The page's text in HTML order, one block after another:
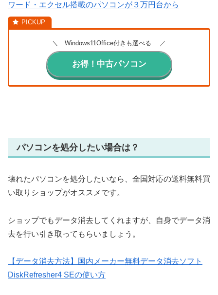
ワード・エクセル搭載のパソコンが３万円台から
＼ Windows11Office付きも選べる ／
お得！中古パソコン
パソコンを処分したい場合は？
壊れたパソコンを処分したいなら、全国対応の送料無料買
い取りショップがオススメです。
ショップでもデータ消去してくれますが、自身でデータ消
去を行い引き取ってもらいましょう。
【データ消去方法】国内メーカー無料データ消去ソフト
DiskRefresher4 SEの使い方